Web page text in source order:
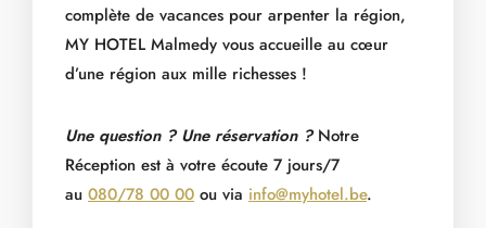
complète de vacances pour arpenter la région,
MY HOTEL Malmedy vous accueille au cœur
d’une région aux mille richesses !
Une question ? Une réservation ?Notre
Réception est à votre écoute 7 jours/7
au 080/78 00 00 ou via info@myhotel.be.